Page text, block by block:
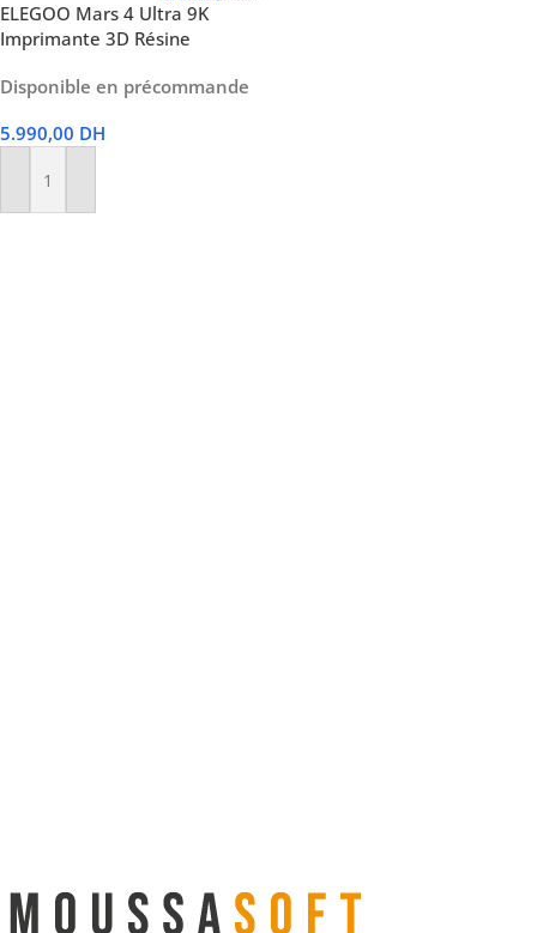
ELEGOO Mars 4 Ultra 9K
Imprimante 3D Résine
Disponible en précommande
5.990,00 DH
Ajouter Au Panier